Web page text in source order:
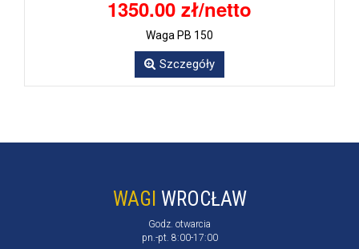
1350.00 zł/netto
Waga PB 150
Szczegóły
WAGI WROCŁAW
Godz. otwarcia
pn.-pt. 8:00-17:00